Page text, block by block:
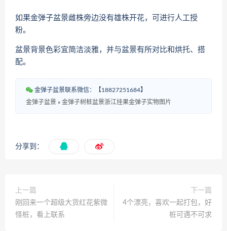
如果金弹子盆景雌株旁边没有雄株开花，可进行人工授
粉。
盆景背景色彩宜简洁淡雅，并与盆景有所对比和烘托、搭
配。
金弹子盆景联系微信：【18827251684】
金弹子盆景 » 金弹子树桩盆景浙江挂果金弹子实物图片
分享到：
上一篇
刚回来一个超级大货红花紫微
怪桩，看上联系
下一篇
4个漂亮，喜欢一起打包，好
桩可遇不可求